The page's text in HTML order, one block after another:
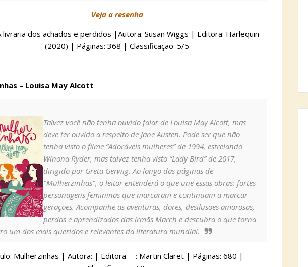
Veja a resenha
livraria dos achados e perdidos |Autora: Susan Wiggs | Editora: Harlequin
(2020) | Páginas: 368 | Classificação: 5/5
– Louisa May Alcott
Talvez você não tenha ouvido falar de Louisa May Alcott, mas
deve ter ouvido a respeito de Jane Austen. Pode ser que não
tenha visto o filme “Adoráveis mulheres” de 1994, estrelando
Winona Ryder, mas talvez tenha visto “Lady Bird” de 2017,
dirigido por Greta Gerwig. Ao longo das páginas de
"Mulherzinhas", o leitor entenderá o que une essas obras: fortes
personagens femininas que marcaram e continuam a marcar
gerações. Acompanhe as aventuras, dores, desilusões amorosas,
perdas e aprendizados das irmãs March e descubra o que torna
um dos mais queridos e relevantes da literatura mundial.
Mulherzinhas | Autora: | Editora
: Martin Claret | Páginas: 680 |